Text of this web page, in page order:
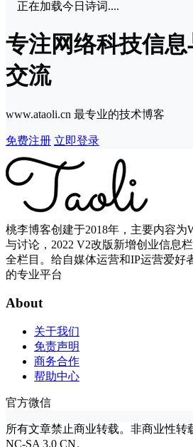
正在加载今日诗词....
专注网络科技信
交流
www.ataoli.cn 最专业的技术博客
免费注册 立即登录
桃李博客创建于2018年，主要内容为
与讨论，2022 V2改版新增创业信息
全栏目。给自媒体运营和IP运营爱好
的专业平台
About
关于我们
免责声明
商务合作
帮助中心
官方微信
所有文章禁止商业转载。非商业性转
NC-SA 3.0 CN。